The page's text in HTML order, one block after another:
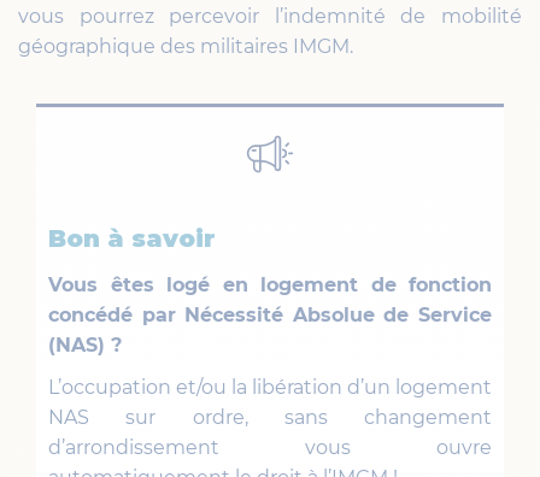
vous pourrez percevoir l’indemnité de mobilité
géographique des militaires IMGM.
Bon à savoir
Vous êtes logé en logement de fonction
concédé par Nécessité Absolue de Service
(NAS) ?
L’occupation et/ou la libération d’un logement
NAS sur ordre, sans changement
d’arrondissement vous ouvre